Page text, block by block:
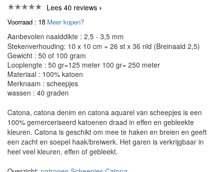
Lees 40 reviews
Voorraad : 18 Meer kopen?
Aanbevolen naalddikte : 2,5 - 3,5 mm
Stekenverhouding: 10 x 10 cm = 26 st x 36 nld (Breinaald 2,5)
Gewicht : 50 of 100 gram
Looplengte : 50 gr=125 meter 100 gr= 250 meter
Materiaal : 100% katoen
Merknaam : scheepjes
wassen : 40 graden
Catona, catona denim en catona aquarel van scheepjes is een
100% gemerceriseerd katoenen draad in effen en gebleekte
kleuren. Catona is geschikt om mee te haken en breien en geeft
een zacht en soepel haak/breiwerk. Het garen is verkrijgbaar in
heel veel kleuren, effen of gebleekt.